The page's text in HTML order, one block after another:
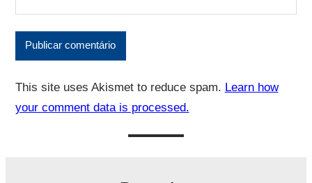
This site uses Akismet to reduce spam. Learn how
your comment data is processed.